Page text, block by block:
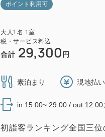
ポイント利用可
大人 1名 1室
税・サービス料込
合計 29,300 円
素泊まり 現地払
in 15:00~ 29:00 / out 12:00
初詣客ランキング全国三